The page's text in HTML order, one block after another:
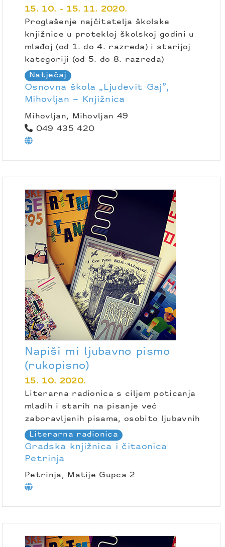
15. 10. - 15. 11. 2020.
Proglašenje najčitatelja školske
knjižnice u protekloj školskoj godini u
mlađoj (od 1. do 4. razreda) i starijoj
kategoriji (od 5. do 8. razreda)
Natječaj
Osnovna škola „Ljudevit Gaj”,
Mihovljan – Knjižnica
Mihovljan, Mihovljan 49
049 435 420
Napiši mi ljubavno pismo
(rukopisno)
15. 10. 2020.
Literarna radionica s ciljem poticanja
mladih i starih na pisanje već
zaboravljenih pisama, osobito ljubavnih
Literarna radionica
Gradska knjižnica i čitaonica
Petrinja
Petrinja, Matije Gupca 2